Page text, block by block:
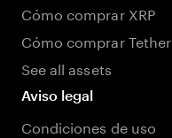
Cómo comprar XRP
Cómo comprar Tether
See all assets
Aviso legal
Condiciones de uso